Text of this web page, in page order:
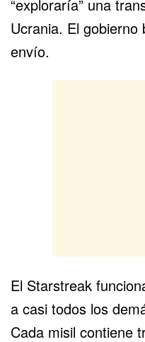
“exploraría” una
Ucrania. El
envío.
El Starstreak
a casi todos los
Cada misil contiene